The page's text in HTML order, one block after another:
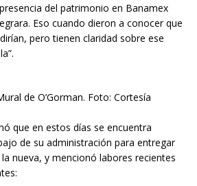
del patrimonio en Banamex
Eso cuando dieron a conocer que
pero tienen claridad sobre ese
de O’Gorman. Foto: Cortesía
que en estos días se encuentra
de su administración para entregar
nueva, y mencionó labores recientes